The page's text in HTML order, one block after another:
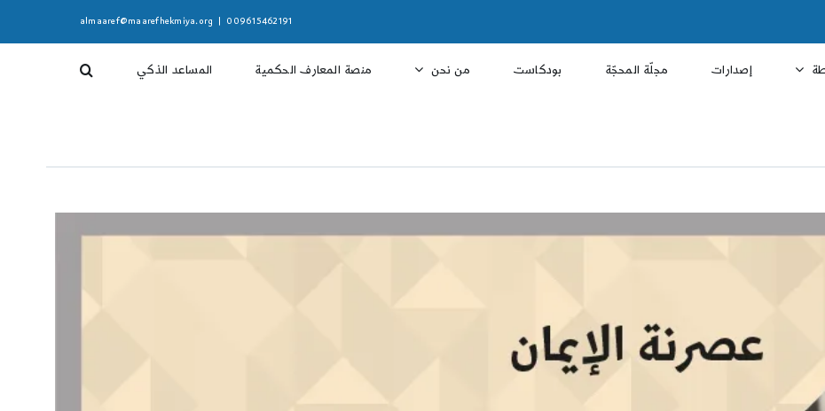
009615462191
almaaref@maarefhekmiya.org
إصدارات مجلّة المحجّة بودكاست من نحن منصة المعارف الحكمية المساعد الذكي